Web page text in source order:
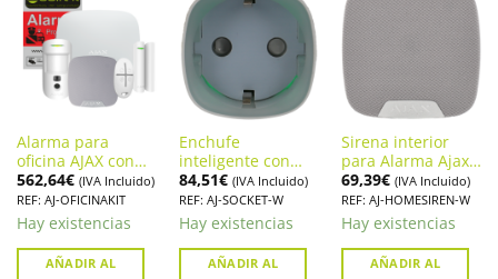
Alarma para
oficina AJAX con
cámara integrada
y sirena
562,64€ (IVA Incluido)
REF: AJ-OFICINAKIT
Hay existencias
AÑADIR AL
Enchufe
inteligente con
control remoto y
medidor de
energía AJAX
SOCKET (AJ-
SOCKET-W)
84,51€ (IVA Incluido)
REF: AJ-SOCKET-W
Hay existencias
AÑADIR AL
Sirena interior
para Alarma Ajax
HomeSiren
69,39€ (IVA Incluido)
REF: AJ-HOMESIREN-W
Hay existencias
AÑADIR AL